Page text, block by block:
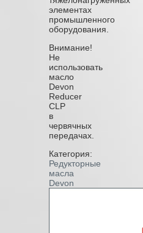
элементах
промышленного
оборудования.
Внимание!
Не
использовать
масло
Devon
Reducer
CLP
в
червячных
передачах.
Категория:
Редукторные
масла
Devon